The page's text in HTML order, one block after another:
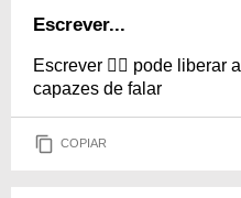
Escrever...
Escrever ✍🏻 pode liberar
capazes de falar
COPIAR